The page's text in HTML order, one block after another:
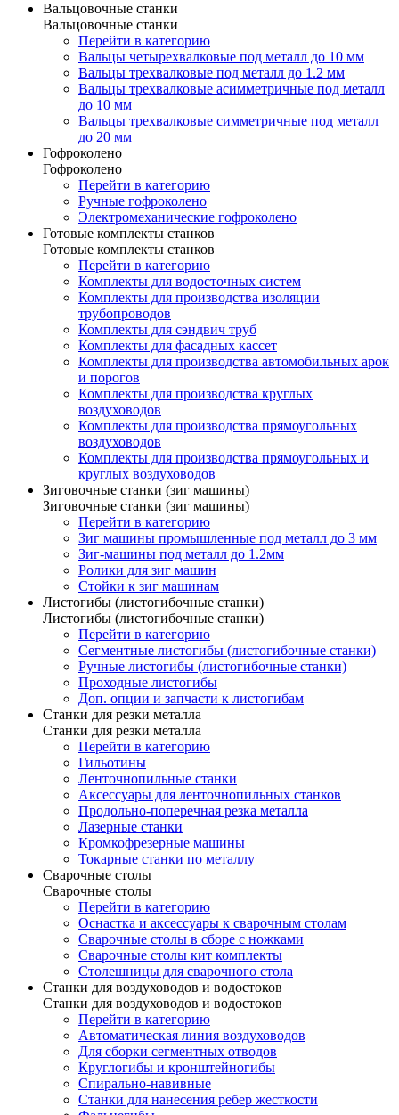
Вальцовочные станки
Вальцовочные станки
Перейти в категорию
Вальцы четырехвалковые под металл до 10 мм
Вальцы трехвалковые под металл до 1.2 мм
Вальцы трехвалковые асимметричные под металл
до 10 мм
Вальцы трехвалковые симметричные под металл
до 20 мм
Гофроколено
Гофроколено
Перейти в категорию
Ручные гофроколено
Электромеханические гофроколено
Готовые комплекты станков
Готовые комплекты станков
Перейти в категорию
Комплекты для водосточных систем
Комплекты для производства изоляции
трубопроводов
Комплекты для сэндвич труб
Комплекты для фасадных кассет
Комплекты для производства автомобильных арок
и порогов
Комплекты для производства круглых
воздуховодов
Комплекты для производства прямоугольных
воздуховодов
Комплекты для производства прямоугольных и
круглых воздуховодов
Зиговочные станки (зиг машины)
Зиговочные станки (зиг машины)
Перейти в категорию
Зиг машины промышленные под металл до 3 мм
Зиг-машины под металл до 1.2мм
Ролики для зиг машин
Стойки к зиг машинам
Листогибы (листогибочные станки)
Листогибы (листогибочные станки)
Перейти в категорию
Сегментные листогибы (листогибочные станки)
Ручные листогибы (листогибочные станки)
Проходные листогибы
Доп. опции и запчасти к листогибам
Станки для резки металла
Станки для резки металла
Перейти в категорию
Гильотины
Ленточнопильные станки
Аксессуары для ленточнопильных станков
Продольно-поперечная резка металла
Лазерные станки
Кромкофрезерные машины
Токарные станки по металлу
Сварочные столы
Сварочные столы
Перейти в категорию
Оснастка и аксессуары к сварочным столам
Сварочные столы в сборе с ножками
Сварочные столы кит комплекты
Столешницы для сварочного стола
Станки для воздуховодов и водостоков
Станки для воздуховодов и водостоков
Перейти в категорию
Автоматическая линия воздуховодов
Для сборки сегментных отводов
Круглогибы и кронштейногибы
Спирально-навивные
Станки для нанесения ребер жесткости